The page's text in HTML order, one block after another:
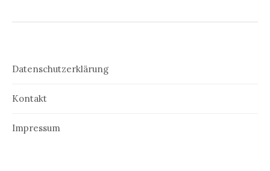
Datenschutzerklärung
Kontakt
Impressum